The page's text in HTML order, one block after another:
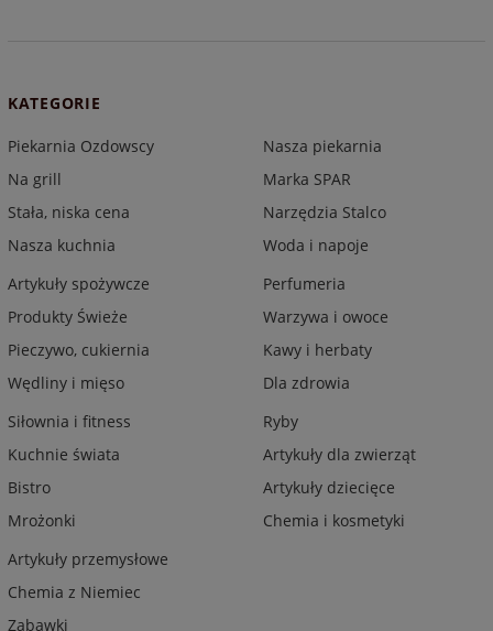
KATEGORIE
Piekarnia Ozdowscy
Na grill
Stała, niska cena
Nasza kuchnia
Nasza piekarnia
Marka SPAR
Narzędzia Stalco
Woda i napoje
Artykuły spożywcze
Produkty Świeże
Pieczywo, cukiernia
Wędliny i mięso
Perfumeria
Warzywa i owoce
Kawy i herbaty
Dla zdrowia
Siłownia i fitness
Kuchnie świata
Bistro
Mrożonki
Ryby
Artykuły dla zwierząt
Artykuły dziecięce
Chemia i kosmetyki
Artykuły przemysłowe
Chemia z Niemiec
Zabawki